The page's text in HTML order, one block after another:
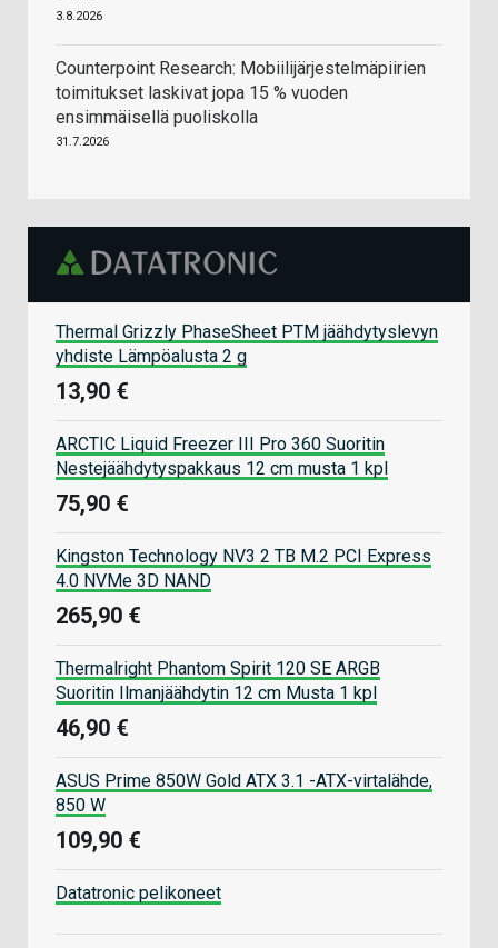
3.8.2026
Counterpoint Research: Mobiilijärjestelmäpiirien
toimitukset laskivat jopa 15 % vuoden
ensimmäisellä puoliskolla
31.7.2026
Thermal Grizzly PhaseSheet PTM jäähdytyslevyn
yhdiste Lämpöalusta 2 g
13,90 €
ARCTIC Liquid Freezer III Pro 360 Suoritin
Nestejäähdytyspakkaus 12 cm musta 1 kpl
75,90 €
Kingston Technology NV3 2 TB M.2 PCI Express
4.0 NVMe 3D NAND
265,90 €
Thermalright Phantom Spirit 120 SE ARGB
Suoritin Ilmanjäähdytin 12 cm Musta 1 kpl
46,90 €
ASUS Prime 850W Gold ATX 3.1 -ATX-virtalähde,
850 W
109,90 €
Datatronic pelikoneet